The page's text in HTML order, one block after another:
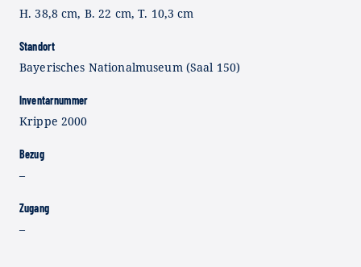
H. 38,8 cm, B. 22 cm, T. 10,3 cm
Standort
Bayerisches Nationalmuseum (Saal 150)
Inventarnummer
Krippe 2000
Bezug
–
Zugang
–